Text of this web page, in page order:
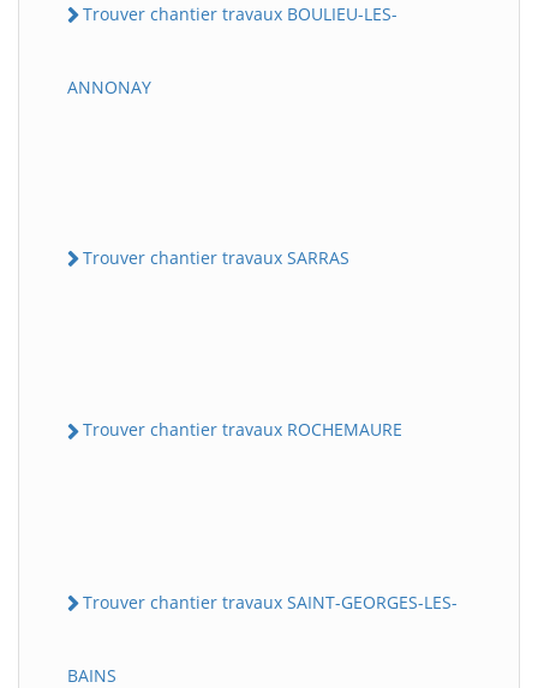
Trouver chantier travaux BOULIEU-LES-
ANNONAY
Trouver chantier travaux SARRAS
Trouver chantier travaux ROCHEMAURE
Trouver chantier travaux SAINT-GEORGES-LES-
BAINS